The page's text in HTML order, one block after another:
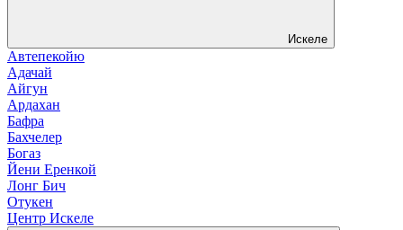
Искеле
Автепекойю
Адачай
Айгун
Ардахан
Бафра
Бахчелер
Богаз
Йени Еренкой
Лонг Бич
Отукен
Центр Искеле